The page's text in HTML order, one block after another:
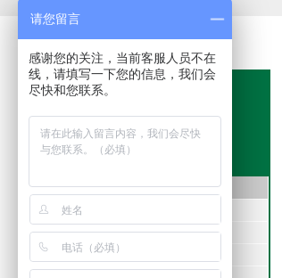
PRODUCTS
产品中心
扁电缆
电梯扁电缆
请您留言
感谢您的关注，当前客服人员不在
线，请填写一下您的信息，我们会
尽快和您联系。